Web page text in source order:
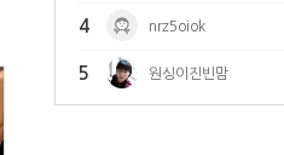
4 nrz5oiok
5 원싱이진빈맘